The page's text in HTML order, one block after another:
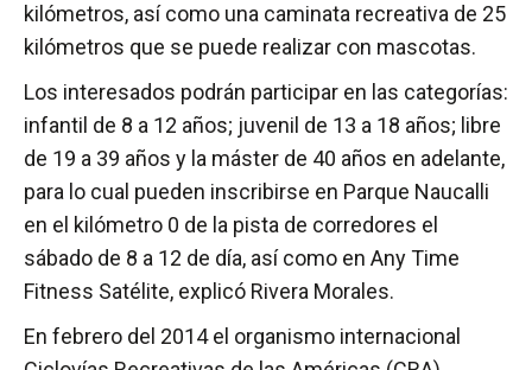
kilómetros, así como una caminata recreativa de 25
kilómetros que se puede realizar con mascotas.
Los interesados podrán participar en las categorías:
infantil de 8 a 12 años; juvenil de 13 a 18 años; libre
de 19 a 39 años y la máster de 40 años en adelante,
para lo cual pueden inscribirse en Parque Naucalli
en el kilómetro 0 de la pista de corredores el
sábado de 8 a 12 de día, así como en Any Time
Fitness Satélite, explicó Rivera Morales.
En febrero del 2014 el organismo internacional